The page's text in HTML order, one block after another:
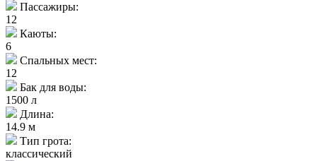
Пассажиры:
12
Каюты:
6
Спальных мест:
12
Бак для воды:
1500 л
Длина:
14.9 м
Тип грота:
классический